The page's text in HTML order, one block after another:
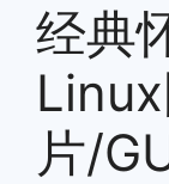
经典
片/